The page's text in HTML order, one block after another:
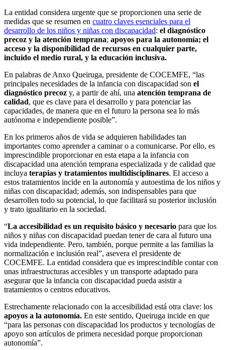
La entidad considera urgente que se proporcionen una serie de
medidas que se resumen en cuatro claves esenciales para el
desarrollo de los niños y niñas con discapacidad: el diagnóstico
precoz y la atención temprana; apoyos para la autonomía; el
acceso y la disponibilidad de recursos en cualquier parte,
incluido el medio rural, y la educación inclusiva.
En palabras de Anxo Queiruga, presidente de COCEMFE, “las
principales necesidades de la infancia con discapacidad son el
diagnóstico precoz y, a partir de ahí, una atención temprana de
calidad, que es clave para el desarrollo y para potenciar las
capacidades, de manera que en el futuro la persona sea lo más
autónoma e independiente posible”.
En los primeros años de vida se adquieren habilidades tan
importantes como aprender a caminar o a comunicarse. Por ello, es
imprescindible proporcionar en esta etapa a la infancia con
discapacidad una atención temprana especializada y de calidad que
incluya terapias y tratamientos multidisciplinares. El acceso a
estos tratamientos incide en la autonomía y autoestima de los niños y
niñas con discapacidad; además, son indispensables para que
desarrollen todo su potencial, lo que facilitará su posterior inclusión
y trato igualitario en la sociedad.
“La accesibilidad es un requisito básico y necesario para que los
niños y niñas con discapacidad puedan tener de cara al futuro una
vida independiente. Pero, también, porque permite a las familias la
normalización e inclusión real”, asevera el presidente de
COCEMFE. La entidad considera que es imprescindible contar con
unas infraestructuras accesibles y un transporte adaptado para
asegurar que la infancia con discapacidad pueda asistir a
tratamientos o centros educativos.
Estrechamente relacionado con la accesibilidad está otra clave: los
apoyos a la autonomía. En este sentido, Queiruga incide en que
“para las personas con discapacidad los productos y tecnologías de
apoyo son artículos de primera necesidad porque proporcionan
autonomía”.